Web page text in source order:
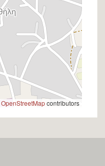
OpenStreetMapcontributors